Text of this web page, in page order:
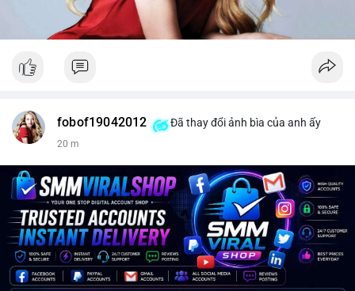
fobof19042012 Đã thay đổi ảnh bìa của anh ấy
20 m